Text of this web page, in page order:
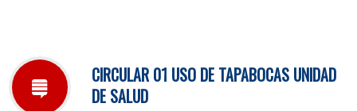
CIRCULAR 01 USO DE TAPABOCAS UNIDAD
DE SALUD